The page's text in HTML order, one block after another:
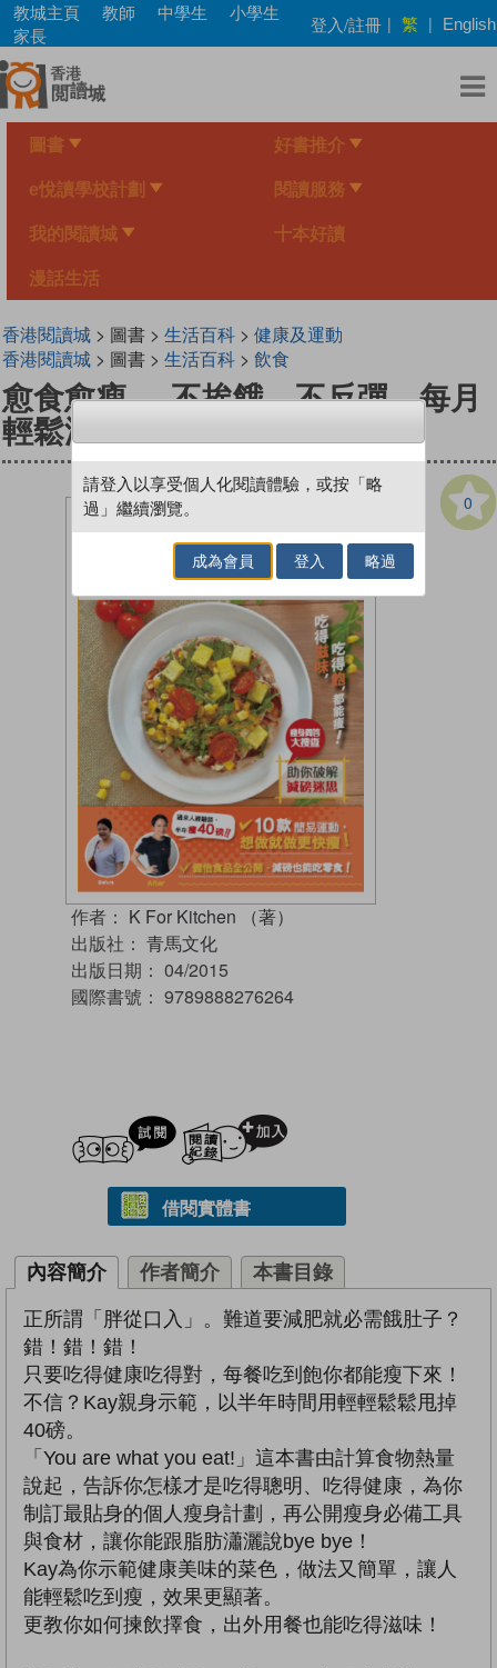
Skip
main
content
教城主頁 教師 中學生
小學生
家長
登入/註冊 | 繁 | English
圖書 好書推介
e悅讀學校計劃 閱讀服務
我的閱讀城 十本好讀
漫話生活
香港閱讀城> 圖書 > 生活百科> 健康及運動
香港閱讀城> 圖書 > 生活百科> 飲食
愈食愈瘦──不挨餓、不反彈，每月
輕鬆減7磅
0
作者： K For Kitchen （著）
出版社： 青馬文化
出版日期： 04/2015
國際書號： 9789888276264
試閲
借閱實體書
內容簡介 作者簡介 本書目錄
正所謂「胖從口入」。難道要減肥就必需餓肚子？
錯！錯！錯！
只要吃得健康吃得對，每餐吃到飽你都能瘦下來！
不信？Kay親身示範，以半年時間用輕輕鬆鬆甩掉
40磅。
「You are what you eat!」這本書由計算食物熱量
說起，告訴你怎樣才是吃得聰明、吃得健康，為你
制訂最貼身的個人瘦身計劃，再公開瘦身必備工具
與食材，讓你能跟脂肪瀟灑說bye bye！
Kay為你示範健康美味的菜色，做法又簡單，讓人
能輕鬆吃到瘦，效果更顯著。
更教你如何揀飲擇食，出外用餐也能吃得滋味！
請登入以享受個人化閱讀體驗，或按「略
過」繼續瀏覽。
成為會員 登入 略過